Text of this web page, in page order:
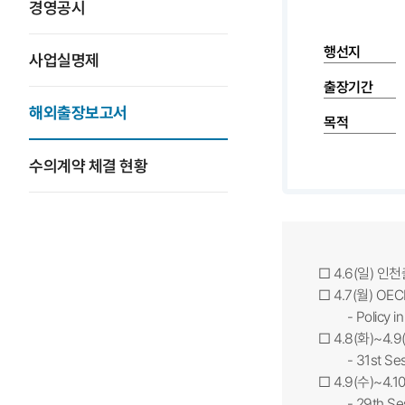
경영공시
사업실명제
해외출장보고서
수의계약 체결 현황
행선지
출장기간
목적
□ 4.6(일) 인천
□ 4.7(월)
- Policy in
□ 4.8(화)~4.9(
- 31st
□ 4.9(수